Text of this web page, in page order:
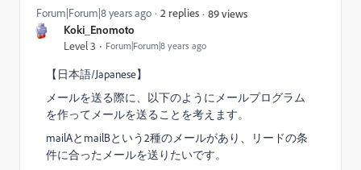
Koki_Enomoto
Level 3 Forum|Forum|8 years ago
Forum|Forum|8 years ago 2 replies 89 views
【日本語/Japanese】
メールを送る際に、以下のようにメールプログラム
を作ってメールを送ることを考えます。
mailAとmailBという2種のメールがあり、リードの条
件に合ったメールを送りたいです。